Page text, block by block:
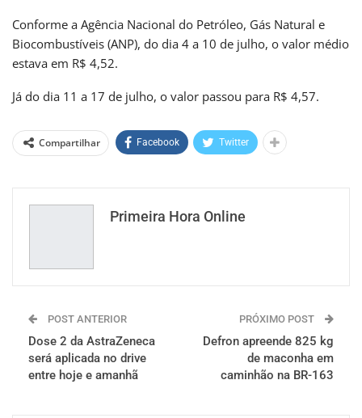
Conforme a Agência Nacional do Petróleo, Gás Natural e
Biocombustíveis (ANP), do dia 4 a 10 de julho, o valor médio
estava em R$ 4,52.
Já do dia 11 a 17 de julho, o valor passou para R$ 4,57.
Compartilhar Facebook Twitter
Primeira Hora Online
POST ANTERIOR
Dose 2 da AstraZeneca
será aplicada no drive
entre hoje e amanhã
PRÓXIMO POST
Defron apreende 825 kg
de maconha em
caminhão na BR-163